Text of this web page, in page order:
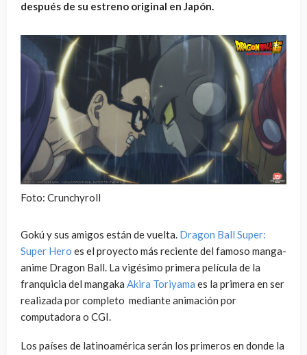
después de su estreno original en Japón.
Foto: Crunchyroll
Gokú y sus amigos están de vuelta. Dragon Ball Super:
Super Hero es el proyecto más reciente del famoso manga-
anime Dragon Ball. La vigésimo primera película de la
franquicia del mangaka Akira Toriyama es la primera en ser
realizada por completo mediante animación por
computadora o CGI.
Los países de latinoamérica serán los primeros en donde la